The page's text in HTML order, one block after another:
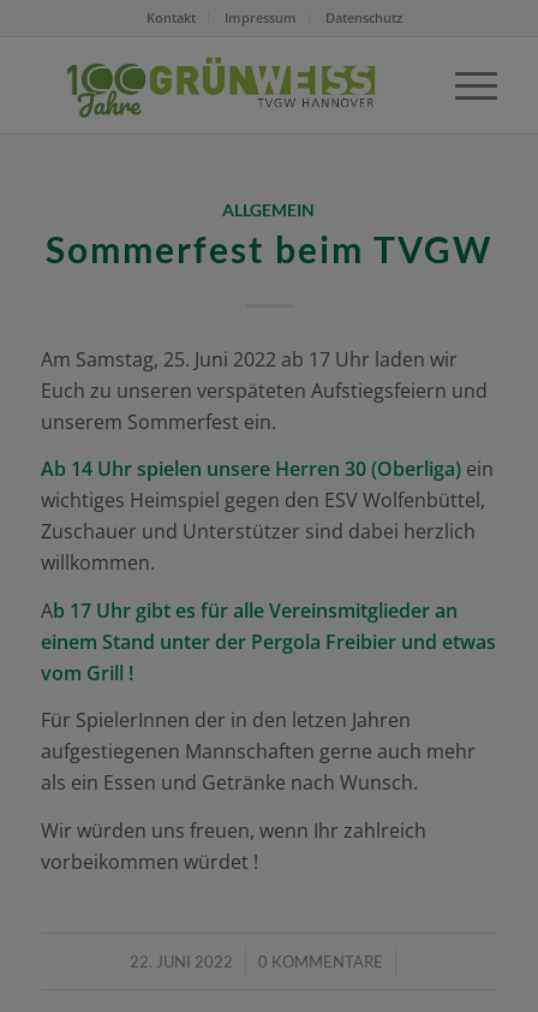
Kontakt Impressum Datenschutz
ALLGEMEIN
Sommerfest beim TVGW
Am Samstag, 25. Juni 2022 ab 17 Uhr laden wir
Euch zu unseren verspäteten Aufstiegsfeiern und
unserem Sommerfest ein.
Ab 14 Uhr spielen unsere Herren 30 (Oberliga)ein
wichtiges Heimspiel gegen den ESV Wolfenbüttel,
Zuschauer und Unterstützer sind dabei herzlich
willkommen.
Ab 17 Uhr gibt es für alle Vereinsmitglieder an
einem Stand unter der Pergola Freibier und etwas
vom Grill !
Für SpielerInnen der in den letzen Jahren
aufgestiegenen Mannschaften gerne auch mehr
als ein Essen und Getränke nach Wunsch.
Wir würden uns freuen, wenn Ihr zahlreich
vorbeikommen würdet !
22. JUNI 2022
/ 0 KOMMENTARE
/